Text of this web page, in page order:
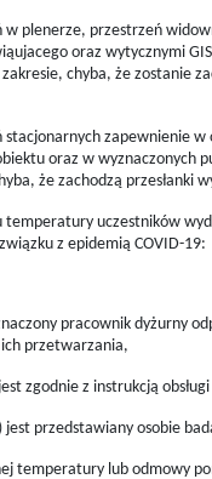
plenerze, przestrzeń
oraz wytycznymi
chyba, że zostanie
zapewnienie
oraz w wyznaczonych
że zachodzą przesłanki
uczestników
z epidemią COVID-19:
pracownik dyżurny
przetwarzania,
zgodnie z instrukcją
przedstawiany osobie
temperatury lub odmowy